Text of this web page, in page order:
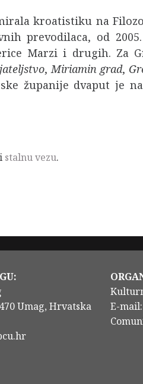
kroatistiku na
prevodilaca, od
Marzi i drugih. Za
,Miriamin grad,
županije dvaput je
stalnu vezu.
Umag, Hrvatska
E-